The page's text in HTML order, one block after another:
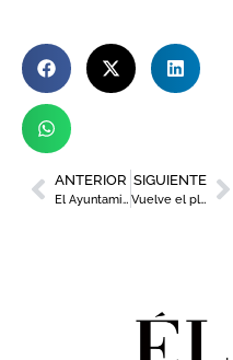
ANTERIOR
El Ayuntamiento lanza la campaña ‘Mimar a Murcia también en Fiestas’
SIGUIENTE
Vuelve el plan DATE Murcia con motivo de las Fiestas de Primavera